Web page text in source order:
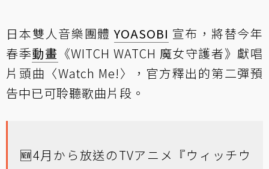
日本雙人音樂團體YOASOBI 宣布，將替今年
春季動畫 《WITCH WATCH 魔女守護者》獻唱
片頭曲〈Watch Me!〉，官方釋出的第二彈預
告中已可聆聽歌曲片段。
🆕4月から放送のTVアニメ『ウィッチウ